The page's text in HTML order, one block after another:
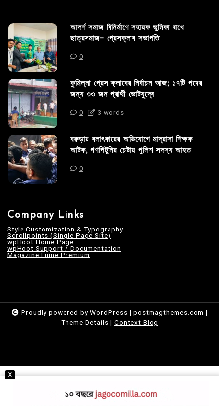
আদর্শ সমাজ বিনির্মাণে সহায়ক ভুমিকা রাখে
ছাত্রসমাজ- প্রেসক্লাব সভাপতি
0
কুমিল্লা প্রেস ক্লাবের নির্বাচন আজ; ১৭টি পদের
জন্য ৩৩ জন প্রার্থী ভোটযুদ্ধে
0 3 words
বরুড়ায় বলাৎকারের অভিযোগে মাদ্রাসা শিক্ষক
আটক, গণপিটুনির চেষ্টায় পুলিশ সদস্য আহত
0
Company Links
Style Customization & Typography
Scrollpoints (Single Page Site)
wpHoot Home Page
wpHoot Support / Documentation
Magazine Lume Premium
Proudly powered by WordPress | postmagthemes.com |
Theme Details | Context Blog
X